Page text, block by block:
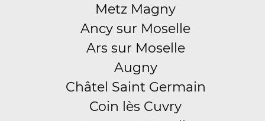
Metz Magny
Ancy sur Moselle
Ars sur Moselle
Augny
Châtel Saint Germain
Coin lès Cuvry